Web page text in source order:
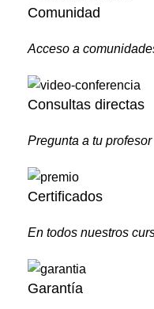
Comunidad
Acceso a
Consultas directas
Pregunta a tu profesor
Certificados
En todos nuestros
Garantía